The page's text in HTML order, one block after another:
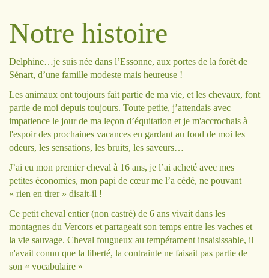
Notre histoire
Delphine…je suis née dans l’Essonne, aux portes de la forêt de
Sénart, d’une famille modeste mais heureuse !
Les animaux ont toujours fait partie de ma vie, et les chevaux, font
partie de moi depuis toujours. Toute petite, j’attendais avec
impatience le jour de ma leçon d’équitation et je m'accrochais à
l'espoir des prochaines vacances en gardant au fond de moi les
odeurs, les sensations, les bruits, les saveurs…
J’ai eu mon premier cheval à 16 ans, je l’ai acheté avec mes
petites économies, mon papi de cœur me l’a cédé, ne pouvant
« rien en tirer » disait-il !
Ce petit cheval entier (non castré) de 6 ans vivait dans les
montagnes du Vercors et partageait son temps entre les vaches et
la vie sauvage. Cheval fougueux au tempérament insaisissable, il
n'avait connu que la liberté, la contrainte ne faisait pas partie de
son « vocabulaire »